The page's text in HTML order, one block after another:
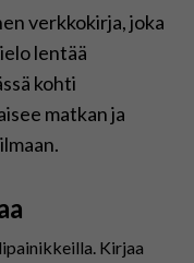
verkkokirja, joka
lentää
kohti
matkan ja
Kirjaa